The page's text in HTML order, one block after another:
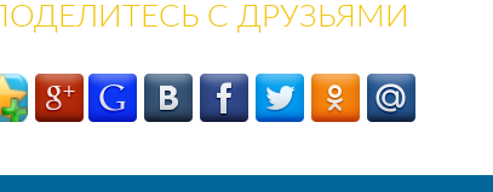
ПОДЕЛИТЕСЬ С ДРУЗЬЯМИ